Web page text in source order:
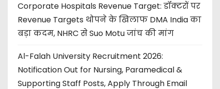
Corporate Hospitals Revenue Target: डॉक्टरों पर
Revenue Targets थोपने के खिलाफ DMA India का
बड़ा कदम, NHRC से Suo Motu जांच की मांग
Al-Falah University Recruitment 2026:
Notification Out for Nursing, Paramedical &
Supporting Staff Posts, Apply Through Email